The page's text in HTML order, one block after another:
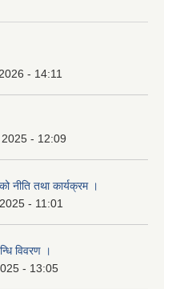
- 14:11
- 12:09
नीति तथा कार्यक्रम ।
- 11:01
विवरण ।
- 13:05